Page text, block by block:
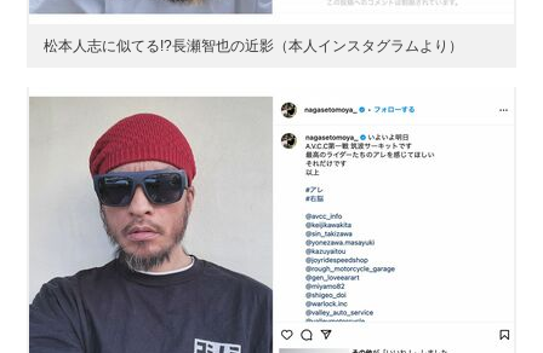
松本人志に似てる!?長瀬智也の近影（本人インスタグラムより）